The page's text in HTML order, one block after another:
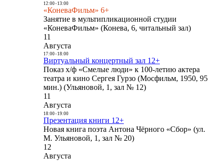
12:00- 13:00
«КоневаФильм» 6+
Занятие в мультипликационной студии
«КоневаФильм» (Конева, 6, читальный зал)
11
Августа
17:00- 18:00
Виртуальный концертный зал 12+
Показ х/ф «Смелые люди» к 100-летию актера
театра и кино Сергея Гурзо (Мосфильм, 1950, 95
мин.) (Ульяновой, 1, зал № 12)
11
Августа
18:00- 19:00
Презентация книги 12+
Новая книга поэта Антона Чёрного «Сбор» (ул.
М. Ульяновой, 1, зал № 20)
12
Августа